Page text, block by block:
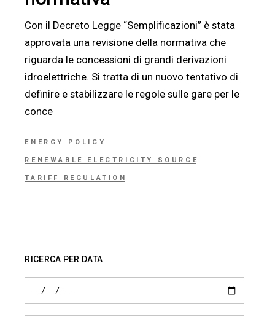
Con il Decreto Legge “Semplificazioni” è stata
approvata una revisione della normativa che
riguarda le concessioni di grandi derivazioni
idroelettriche. Si tratta di un nuovo tentativo di
definire e stabilizzare le regole sulle gare per le
conce
ENERGY POLICY
RENEWABLE ELECTRICITY SOURCE
TARIFF REGULATION
RICERCA PER DATA